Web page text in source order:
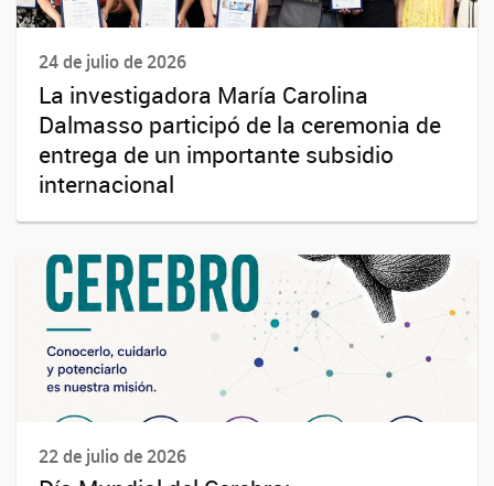
24 de julio de 2026
La investigadora María Carolina
Dalmasso participó de la ceremonia de
entrega de un importante subsidio
internacional
22 de julio de 2026